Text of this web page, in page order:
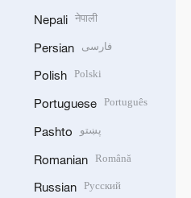
Nepali नेपाली
Persian فارسی
Polish Polski
Portuguese Português
Pashto پښتو
Romanian Română
Russian Русский